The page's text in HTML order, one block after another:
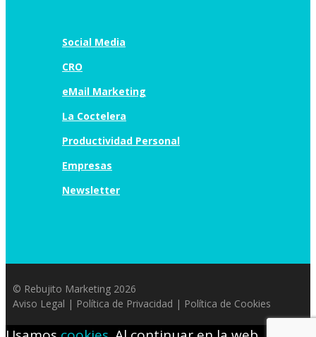
Social Media
CRO
eMail Marketing
La Coctelera
Productividad Personal
Empresas
Newsletter
© Rebujito Marketing 2026
Aviso Legal | Política de Privacidad | Política de Cookies